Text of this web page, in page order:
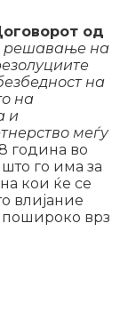
од
решавање на
на
на
и
меѓу
година во
го има за
кои ќе се
влијание
пошироко врз